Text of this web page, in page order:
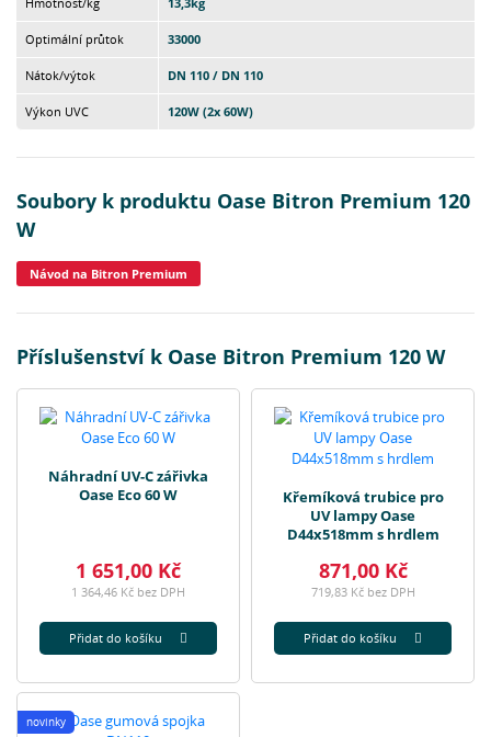
Optimální průtok 33000
Nátok/výtok DN 110 / DN 110
Výkon UVC 120W (2x 60W)
Soubory k produktu Oase Bitron Premium 120
W
Návod na Bitron Premium
Příslušenství k Oase Bitron Premium 120 W
Náhradní UV-C zářivka
Oase Eco 60 W
1 651,00 Kč
1 364,46 Kč bez DPH
Přidat do košíku
Křemíková trubice pro
UV lampy Oase
D44x518mm s hrdlem
871,00 Kč
719,83 Kč bez DPH
Přidat do košíku
novinky